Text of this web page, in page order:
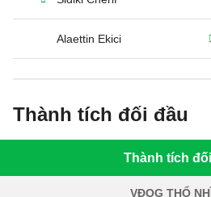
Alaettin Ekici
Thành tích đối đầu
Thành tích
VĐQG THỔ